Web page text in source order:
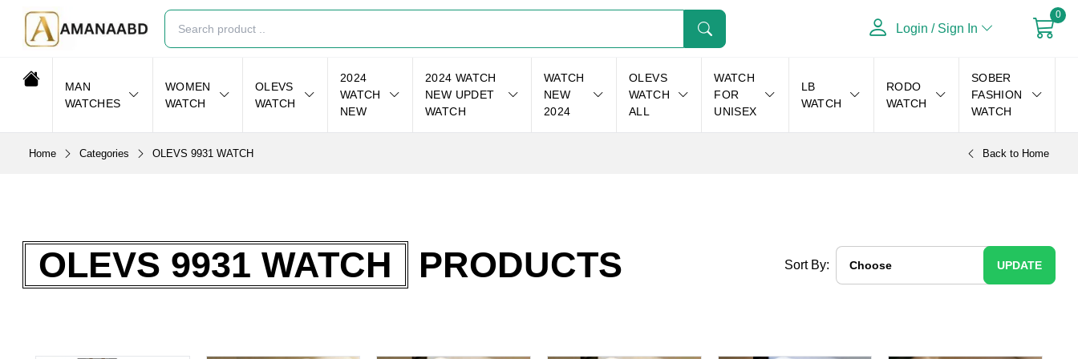
Login / Sign In
0
MAN
WATCHES
WOMEN
WATCH
OLEVS
WATCH
2024
WATCH
NEW
2024 WATCH
NEW UPDET
WATCH
WATCH
NEW
2024
OLEVS
WATCH
ALL
WATCH
FOR
UNISEX
LB
WATCH
RODO
WATCH
SOBER
FASHION
WATCH
Home Categories OLEVS 9931 WATCH Back to Home
OLEVS 9931 WATCH PRODUCTS Sort By: UPDATE